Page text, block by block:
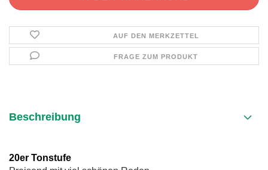
AUF DEN MERKZETTEL
FRAGE ZUM PRODUKT
Beschreibung
20er Tonstufe